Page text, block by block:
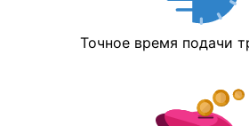
Точное время подачи